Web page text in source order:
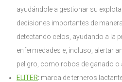
ayudándole a gestionar su
decisiones importantes de
detectando celos, ayudando a la
enfermedades e, incluso, alertar
peligro, como robos de ganado o
ELITER: marca de terneros